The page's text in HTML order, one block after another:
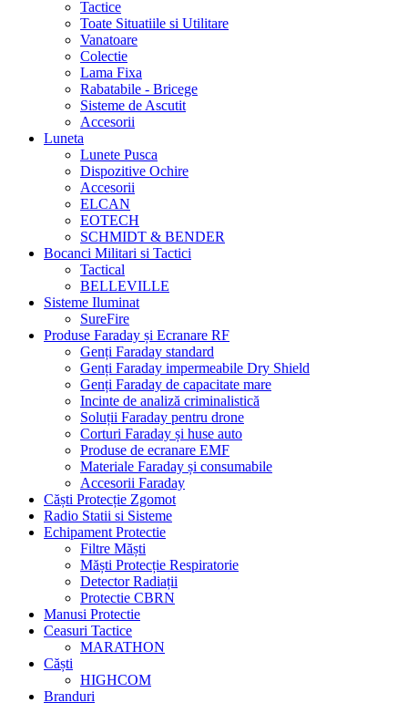
Tactice
Toate Situatiile si Utilitare
Vanatoare
Colectie
Lama Fixa
Rabatabile - Bricege
Sisteme de Ascutit
Accesorii
Luneta
Lunete Pusca
Dispozitive Ochire
Accesorii
ELCAN
EOTECH
SCHMIDT & BENDER
Bocanci Militari si Tactici
Tactical
BELLEVILLE
Sisteme Iluminat
SureFire
Produse Faraday și Ecranare RF
Genți Faraday standard
Genți Faraday impermeabile Dry Shield
Genți Faraday de capacitate mare
Incinte de analiză criminalistică
Soluții Faraday pentru drone
Corturi Faraday și huse auto
Produse de ecranare EMF
Materiale Faraday și consumabile
Accesorii Faraday
Căști Protecție Zgomot
Radio Statii si Sisteme
Echipament Protectie
Filtre Măști
Măști Protecție Respiratorie
Detector Radiații
Protectie CBRN
Manusi Protectie
Ceasuri Tactice
MARATHON
Căști
HIGHCOM
Branduri